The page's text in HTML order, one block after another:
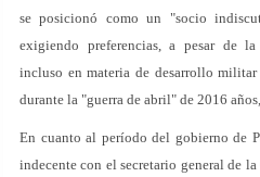
se posicionó como un "socio
exigiendo preferencias, a pesar de
incluso en materia de desarrollo
durante la "guerra de abril" de 2016
En cuanto al período del gobierno de
indecente con el secretario general de